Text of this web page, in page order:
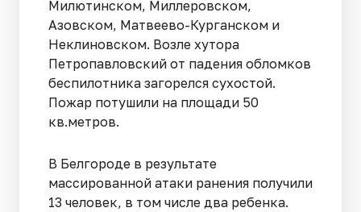
Милютинском, Миллеровском,
Азовском, Матвеево-Курганском и
Неклиновском. Возле хутора
Петропавловский от падения обломков
беспилотника загорелся сухостой.
Пожар потушили на площади 50
кв.метров.
В Белгороде в результате
массированной атаки ранения получили
13 человек, в том числе два ребенка.